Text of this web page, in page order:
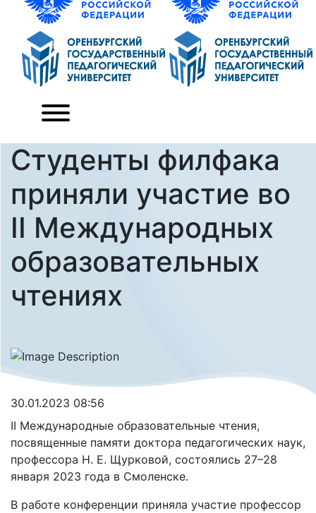
Студенты филфака
приняли участие во
II Международных
образовательных
чтениях
30.01.2023 08:56
II Международные образовательные чтения,
посвященные памяти доктора педагогических наук,
профессора Н. Е. Щурковой, состоялись 27–28
января 2023 года в Смоленске.
В работе конференции приняла участие профессор